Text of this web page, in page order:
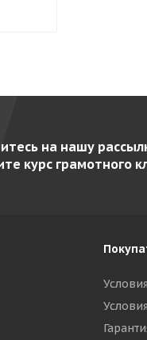
на нашу
курс грамотного